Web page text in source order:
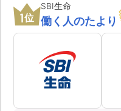
1位
SBI生命
働く人のたより